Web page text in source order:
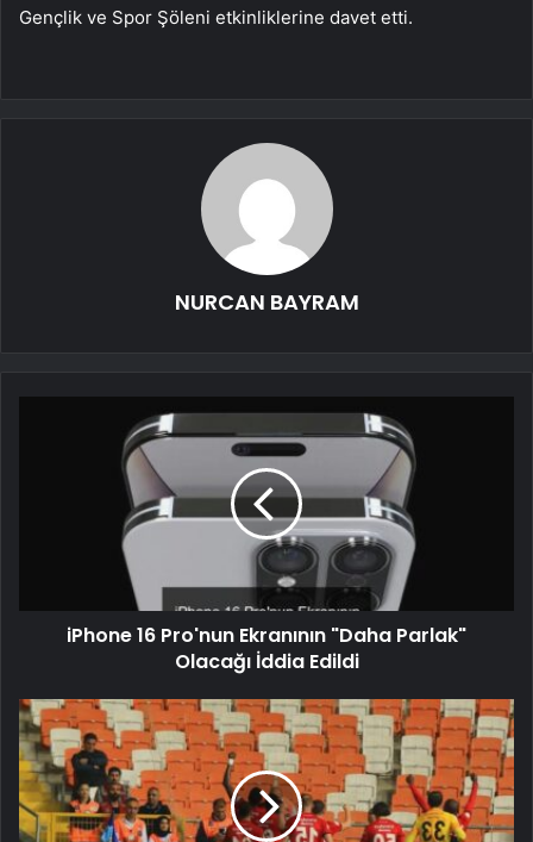
Gençlik ve Spor Şöleni etkinliklerine davet etti.
NURCAN BAYRAM
iPhone 16 Pro'nun Ekranının "Daha Parlak"
Olacağı İddia Edildi